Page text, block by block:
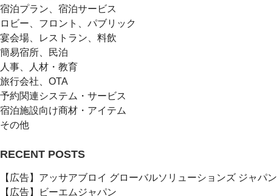
宿泊プラン、宿泊サービス
ロビー、フロント、パブリック
宴会場、レストラン、料飲
簡易宿所、民泊
人事、人材・教育
旅行会社、OTA
予約関連システム・サービス
宿泊施設向け商材・アイテム
その他
RECENT POSTS
【広告】アッサアブロイ グローバルソリューションズ ジャパン
【広告】ビーエムジャパン